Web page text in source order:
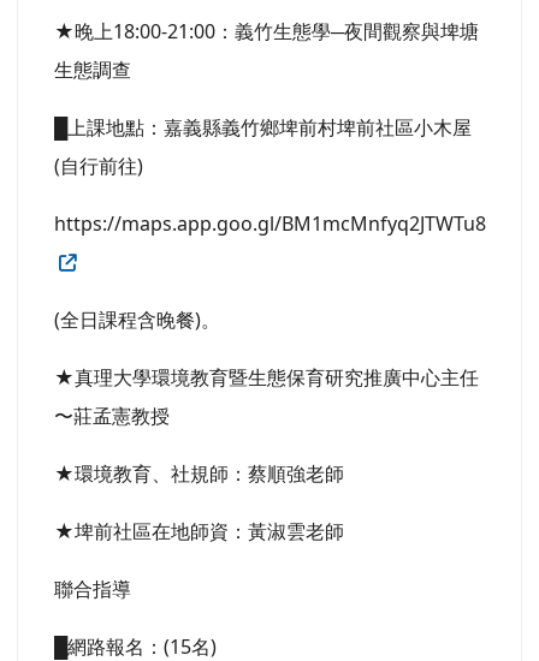
★晚上18:00-21:00：義竹生態學─夜間觀察與埤塘
生態調查
█上課地點：嘉義縣義竹鄉埤前村埤前社區小木屋
(自行前往)
https://maps.app.goo.gl/BM1mcMnfyq2JTWTu8
(全日課程含晚餐)。
★真理大學環境教育暨生態保育研究推廣中心主任
〜莊孟憲教授
★環境教育、社規師：蔡順強老師
★埤前社區在地師資：黃淑雲老師
聯合指導
█網路報名：(15名)